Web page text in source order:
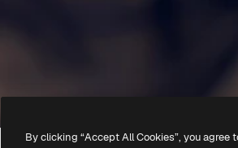
By clicking “Accept All Cookies”, you